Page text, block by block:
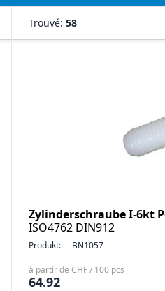
Trouvé: 58
Zylinderschraube I-6kt
ISO4762 DIN912
Produkt: BN1057
à partir de CHF / 100 pcs
64.92